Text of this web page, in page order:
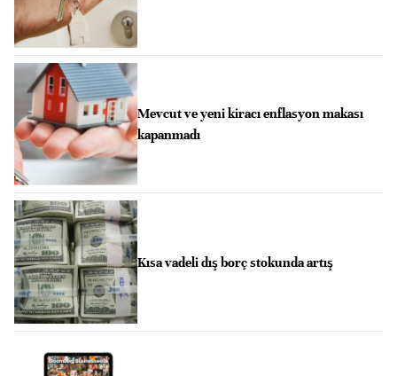
Mevcut ve yeni kiracı enflasyon makası
kapanmadı
Kısa vadeli dış borç stokunda artış